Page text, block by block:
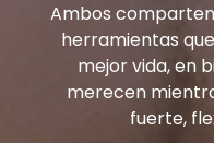
Ambos
herramientas
mejor vida, en
merecen
fuerte,